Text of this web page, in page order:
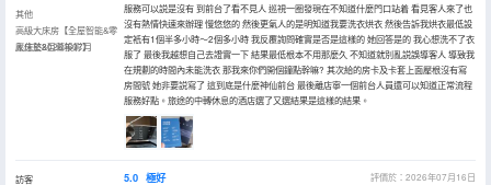
其他
高級大床房【全屋智能&零
壓床墊&巨幕投影】
入住於2026年07月
服務可以説是沒有 到前台了看不見人 巡視一圈發現在不知道什麼門口站着 看見客人來了也
沒有熱情快速來辦理 慢悠悠的 然後更氣人的是明知道我要洗衣烘衣 然後告訴我烘衣最低設
定衹有1個半多小時～2個多小時 我反覆詢問確實是否是這樣的 她回答是的 我心想洗不了衣
服了 最後我越想自己去證實一下 結果最低根本不用那麼久 不知道就別亂説誤導客人 導致我
在規劃的時間內未能洗衣 那我來你們開個鐘點幹嘛? 其次給的房卡及卡套上面壓根沒有寫
房間號 她非要説寫了 這到底是什麼神仙前台 最後離店寧一個前台人員還可以知道正常流程
服務好點。旅途的中轉休息的酒店選了又選結果是這樣的結果。
訪客
5.0 極好
評價於：2026年07月16日